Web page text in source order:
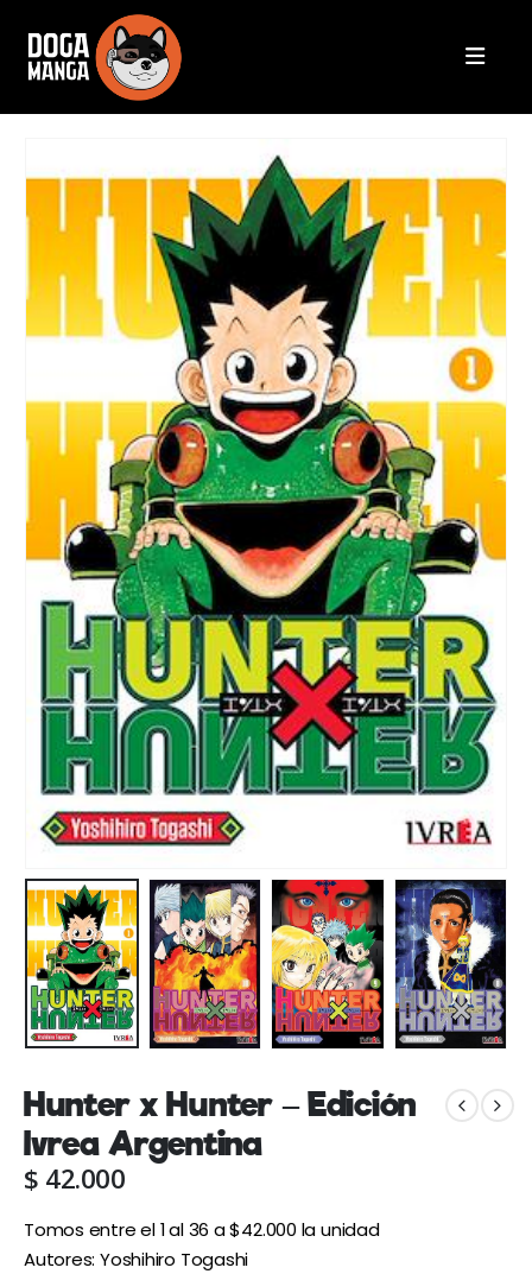
Hunter x Hunter – Edición
Ivrea Argentina
$ 42.000
Tomos entre el 1 al 36 a $42.000 la unidad
Autores: Yoshihiro Togashi